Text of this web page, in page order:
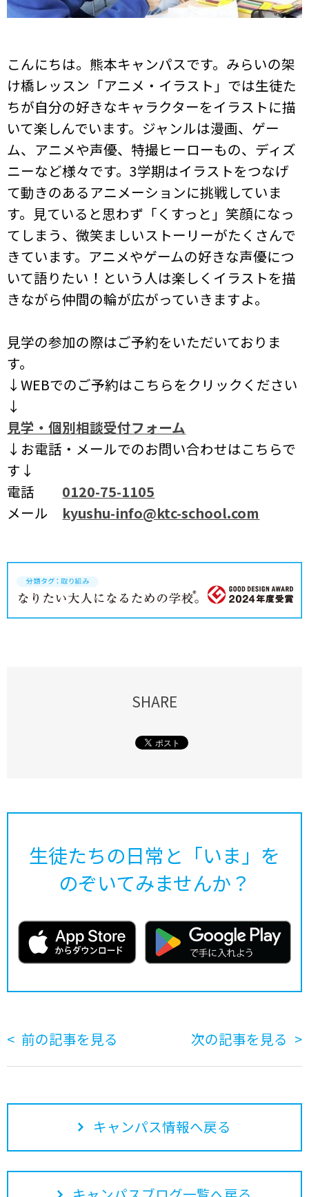
こんにちは。熊本キャンパスです。みらいの架
け橋レッスン「アニメ・イラスト」では生徒た
ちが自分の好きなキャラクターをイラストに描
いて楽しんでいます。ジャンルは漫画、ゲー
ム、 アニメや声優、特撮ヒーローもの、ディズ
ニーなど様々です。3学期はイラストをつなげ
て動きのあるアニメーションに挑戦していま
す。見ていると思わず「くすっと」笑顔になっ
てしまう、微笑ましいストーリーがたくさんで
きています。アニメやゲームの好きな声優につ
いて語りたい！という人は楽しくイラストを描
きながら仲間の輪が広がっていきますよ。
見学の参加の際はご予約をいただいておりま
す。
↓WEBでのご予約はこちらをクリックください
↓
見学・個別相談受付フォーム
↓お電話・メールでのお問い合わせはこちらで
す↓
電話 0120-75-1105
メール kyushu-info@ktc-school.com
SHARE
生徒たちの日常と「いま」を
のぞいてみませんか？
前の記事を見る 次の記事を見る
キャンパス情報へ戻る